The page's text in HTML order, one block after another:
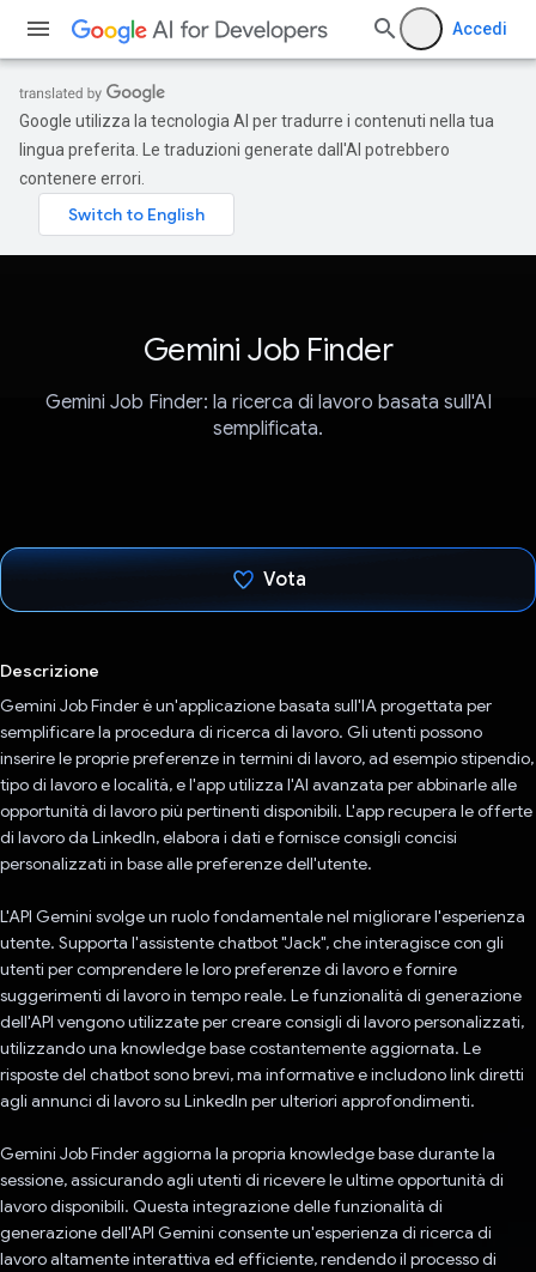
Accedi
Google utilizza la tecnologia AI per tradurre i contenuti nella tua
lingua preferita. Le traduzioni generate dall'AI potrebbero
contenere errori.
Gemini Job Finder
Gemini Job Finder: la ricerca di lavoro basata sull'AI
semplificata.
Vota
Descrizione
Gemini Job Finder è un'applicazione basata sull'IA progettata per
semplificare la procedura di ricerca di lavoro. Gli utenti possono
inserire le proprie preferenze in termini di lavoro, ad esempio stipendio,
tipo di lavoro e località, e l'app utilizza l'AI avanzata per abbinarle alle
opportunità di lavoro più pertinenti disponibili. L'app recupera le offerte
di lavoro da LinkedIn, elabora i dati e fornisce consigli concisi
personalizzati in base alle preferenze dell'utente.
L'API Gemini svolge un ruolo fondamentale nel migliorare l'esperienza
utente. Supporta l'assistente chatbot "Jack", che interagisce con gli
utenti per comprendere le loro preferenze di lavoro e fornire
suggerimenti di lavoro in tempo reale. Le funzionalità di generazione
dell'API vengono utilizzate per creare consigli di lavoro personalizzati,
utilizzando una knowledge base costantemente aggiornata. Le
risposte del chatbot sono brevi, ma informative e includono link diretti
agli annunci di lavoro su LinkedIn per ulteriori approfondimenti.
Gemini Job Finder aggiorna la propria knowledge base durante la
sessione, assicurando agli utenti di ricevere le ultime opportunità di
lavoro disponibili. Questa integrazione delle funzionalità di
generazione dell'API Gemini consente un'esperienza di ricerca di
lavoro altamente interattiva ed efficiente, rendendo il processo di